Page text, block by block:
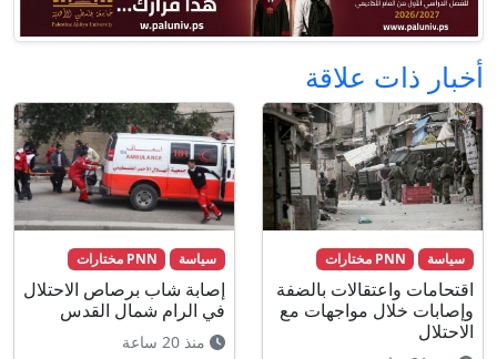
أخبار ذات علاقة
سياسة PNN مختارات
اقتحامات واعتقالات بالضفة
وإصابات خلال مواجهات مع
الاحتلال
سياسة PNN مختارات
إصابة شاب برصاص الاحتلال
في الرام شمال القدس
منذ 20 ساعة